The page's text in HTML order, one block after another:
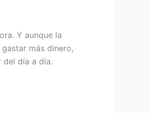
Y aunque la
más dinero,
del día a día.